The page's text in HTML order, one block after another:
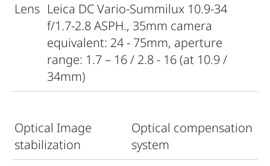
Lens Leica DC Vario-Summilux 10.9-34
f/1.7-2.8 ASPH., 35mm camera
equivalent: 24 - 75mm, aperture
range: 1.7 – 16 / 2.8 - 16 (at 10.9 /
34mm)
Optical Image
stabilization
Optical compensation
system